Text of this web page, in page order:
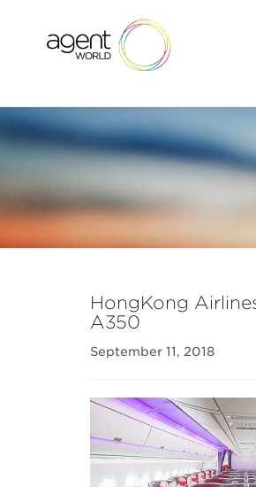
HongKong
A350
September 11, 2018